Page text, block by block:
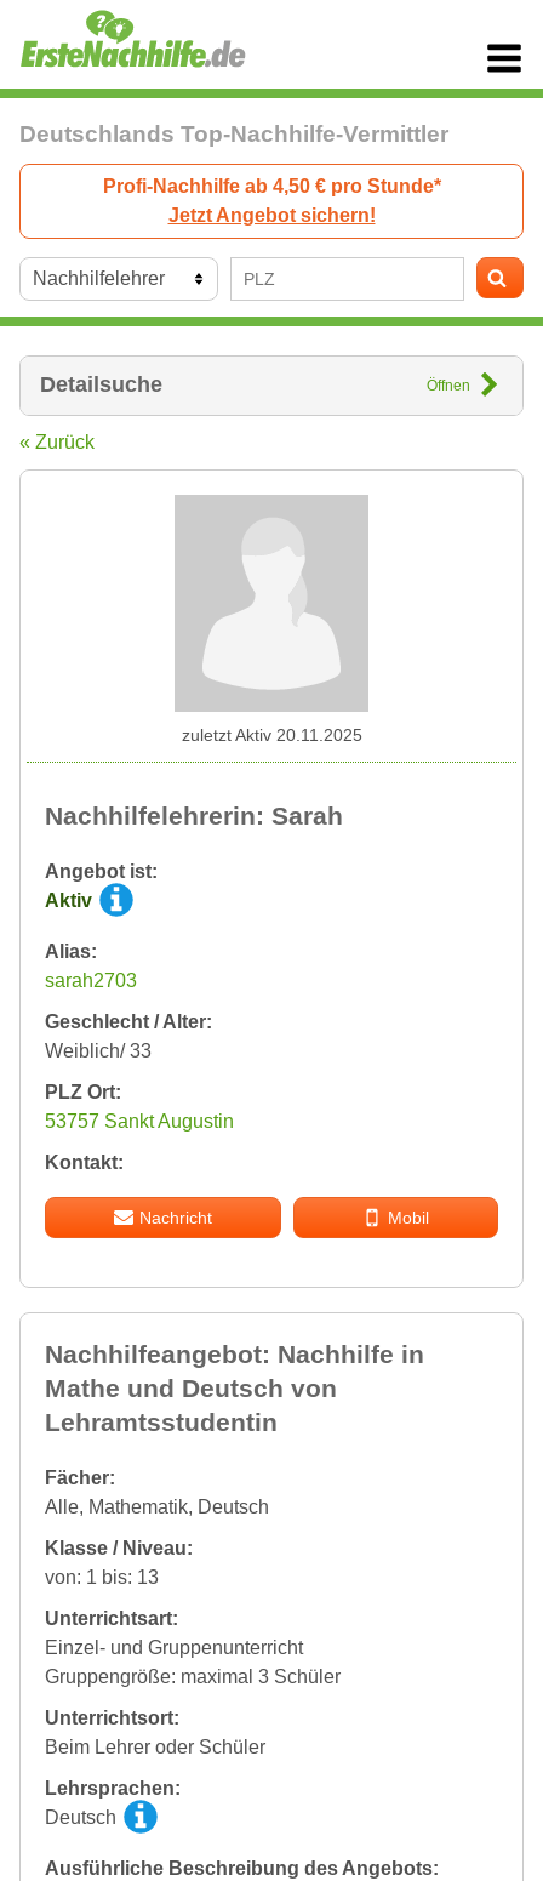
Deutschlands Top-Nachhilfe-Vermittler
Profi-Nachhilfe ab 4,50 € pro Stunde*
Jetzt Angebot sichern!
Detailsuche Öffnen
« Zurück
Nachhilfelehrerin: Sarah
Angebot ist:
Aktiv
Alias:
sarah2703
Geschlecht / Alter:
Weiblich/ 33
PLZ Ort:
53757 Sankt Augustin
Kontakt:
Nachricht Mobil
zuletzt Aktiv 20.11.2025
Nachhilfeangebot: Nachhilfe in
Mathe und Deutsch von
Lehramtsstudentin
Fächer:
Alle, Mathematik, Deutsch
Klasse / Niveau:
von: 1 bis: 13
Unterrichtsart:
Einzel- und Gruppenunterricht
Gruppengröße: maximal 3 Schüler
Unterrichtsort:
Beim Lehrer oder Schüler
Lehrsprachen:
Deutsch
Ausführliche Beschreibung des Angebots: